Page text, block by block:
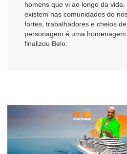
homens que vi ao longo da vida.
existem nas comunidades do
fortes, trabalhadores e cheios
personagem é uma homenagem
finalizou Belo.